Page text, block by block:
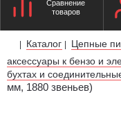
Сравнение
товаров
| Каталог | Цепные
аксессуары к бензо и
бухтах и
мм, 1880 звеньев)